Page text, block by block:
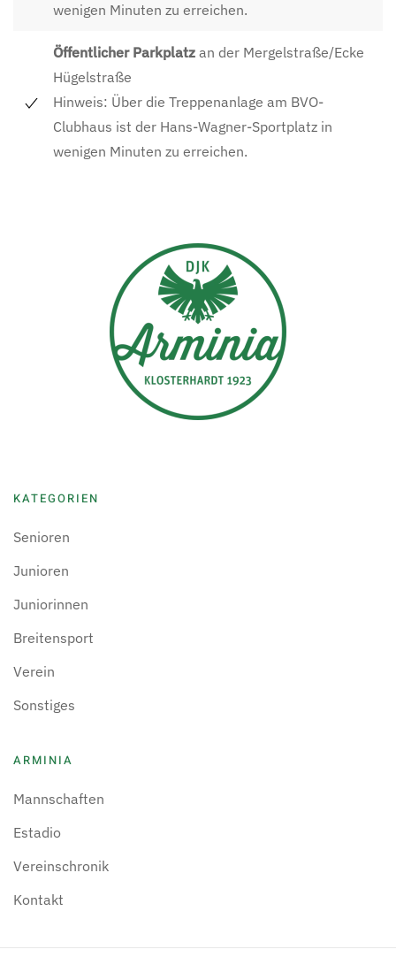
wenigen Minuten zu erreichen.
Öffentlicher Parkplatz an der Mergelstraße/Ecke
Hügelstraße
Hinweis: Über die Treppenanlage am BVO-
Clubhaus ist der Hans-Wagner-Sportplatz in
wenigen Minuten zu erreichen.
KATEGORIEN
Senioren
Junioren
Juniorinnen
Breitensport
Verein
Sonstiges
ARMINIA
Mannschaften
Estadio
Vereinschronik
Kontakt